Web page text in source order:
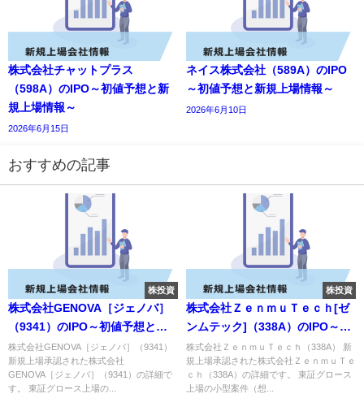
株式会社チャットプラス
（598A）のIPO～初値予想と新
規上場情報～
2026年6月15日
ネイス株式会社（589A）のIPO
～初値予想と新規上場情報～
2026年6月10日
おすすめの記事
株投資
株式会社GENOVA［ジェノバ］
（9341）のIPO～初値予想と新
規上場情報～
株式会社GENOVA［ジェノバ］（9341）
新規上場承認された株式会社
GENOVA［ジェノバ］（9341）の詳細で
す。 東証グロース上場の...
株投資
株式会社ＺｅｎｍｕＴｅｃｈ[ゼ
ンムテック]（338A）のIPO～初
値予想と新規上場情報～
株式会社ＺｅｎｍｕＴｅｃｈ（338A） 新
規上場承認された株式会社ＺｅｎｍｕＴｅ
ｃｈ（338A）の詳細です。 東証グロース
上場の小型案件（想...